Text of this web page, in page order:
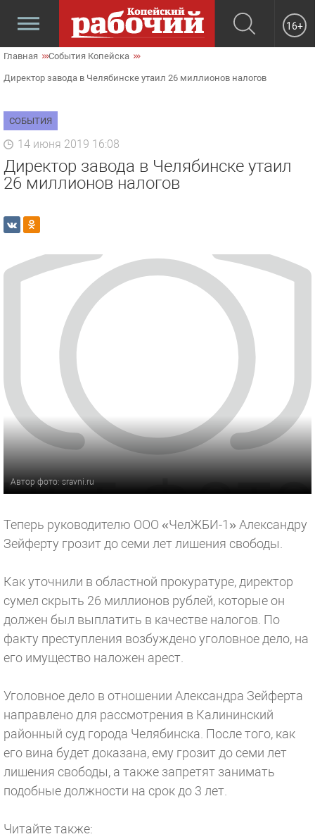
16+
Главная События Копейска
Директор завода в Челябинске утаил 26 миллионов налогов
СОБЫТИЯ
14 июня 2019 16:08
Директор завода в Челябинске утаил
26 миллионов налогов
Автор фото: sravni.ru
Теперь руководителю ООО «ЧелЖБИ-1» Александру
Зейферту грозит до семи лет лишения свободы.
Как уточнили в областной прокуратуре, директор
сумел скрыть 26 миллионов рублей, которые он
должен был выплатить в качестве налогов. По
факту преступления возбуждено уголовное дело, на
его имущество наложен арест.
Уголовное дело в отношении Александра Зейферта
направлено для рассмотрения в Калининский
районный суд города Челябинска. После того, как
его вина будет доказана, ему грозит до семи лет
лишения свободы, а также запретят занимать
подобные должности на срок до 3 лет.
Читайте также: